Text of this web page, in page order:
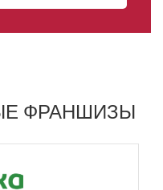
ФРАНШИЗЫ